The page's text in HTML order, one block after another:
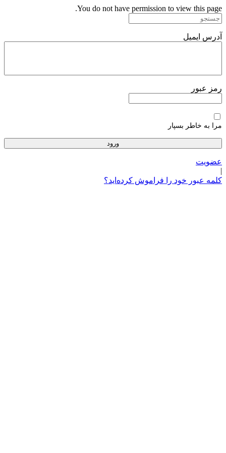
پرش
به
You do not have permission to view this page.
آدرس ایمیل
رمز عبور
مرا به خاطر بسپار
عضویت
|
کلمه عبور خود را فراموش کرده‌اید؟